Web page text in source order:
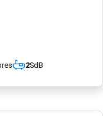
2SdB